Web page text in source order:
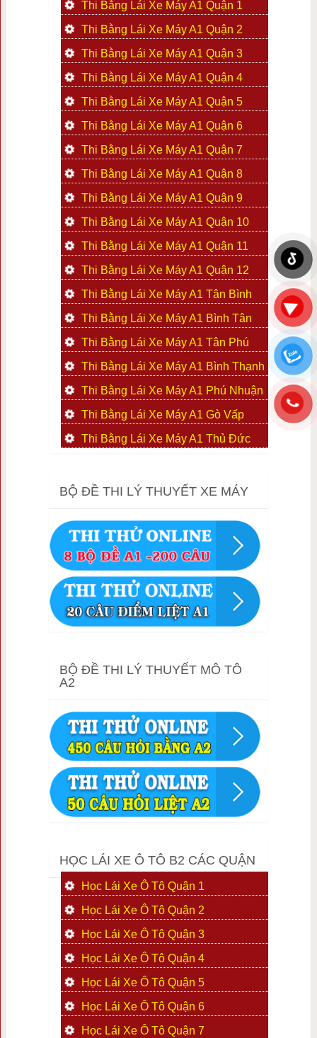
Thi Bằng Lái Xe Máy A1 Quận 1
Thi Bằng Lái Xe Máy A1 Quận 2
Thi Bằng Lái Xe Máy A1 Quận 3
Thi Bằng Lái Xe Máy A1 Quận 4
Thi Bằng Lái Xe Máy A1 Quận 5
Thi Bằng Lái Xe Máy A1 Quận 6
Thi Bằng Lái Xe Máy A1 Quận 7
Thi Bằng Lái Xe Máy A1 Quận 8
Thi Bằng Lái Xe Máy A1 Quận 9
Thi Bằng Lái Xe Máy A1 Quận 10
Thi Bằng Lái Xe Máy A1 Quận 11
Thi Bằng Lái Xe Máy A1 Quận 12
Thi Bằng Lái Xe Máy A1 Tân Bình
Thi Bằng Lái Xe Máy A1 Bình Tân
Thi Bằng Lái Xe Máy A1 Tân Phú
Thi Bằng Lái Xe Máy A1 Bình Thạnh
Thi Bằng Lái Xe Máy A1 Phú Nhuận
Thi Bằng Lái Xe Máy A1 Gò Vấp
Thi Bằng Lái Xe Máy A1 Thủ Đức
BỘ ĐỀ THI LÝ THUYẾT XE MÁY
BỘ ĐỀ THI LÝ THUYẾT MÔ TÔ
A2
HỌC LÁI XE Ô TÔ B2 CÁC QUẬN
Học Lái Xe Ô Tô Quận 1
Học Lái Xe Ô Tô Quận 2
Học Lái Xe Ô Tô Quận 3
Học Lái Xe Ô Tô Quận 4
Học Lái Xe Ô Tô Quận 5
Học Lái Xe Ô Tô Quận 6
Học Lái Xe Ô Tô Quận 7